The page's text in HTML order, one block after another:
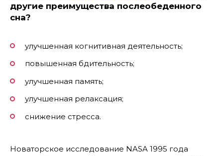
другие преимущества послеобеденного
сна?
улучшенная когнитивная деятельность;
повышенная бдительность;
улучшенная память;
улучшенная релаксация;
снижение стресса.
Новаторское исследование NASA 1995 года